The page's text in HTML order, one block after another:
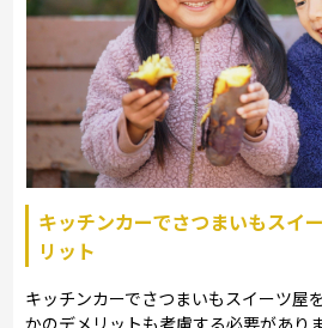
キッチンカーでさつまいもスイ
リット
キッチンカーでさつまいもスイーツ屋
かのデメリットも考慮する必要があり